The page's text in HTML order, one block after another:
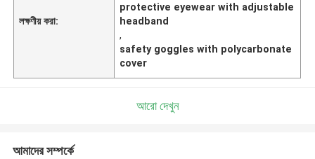
লক্ষণীয় করা:
protective eyewear with adjustable
headband
,
safety goggles with polycarbonate
cover
আরো দেখুন
আমাদের সম্পর্কে